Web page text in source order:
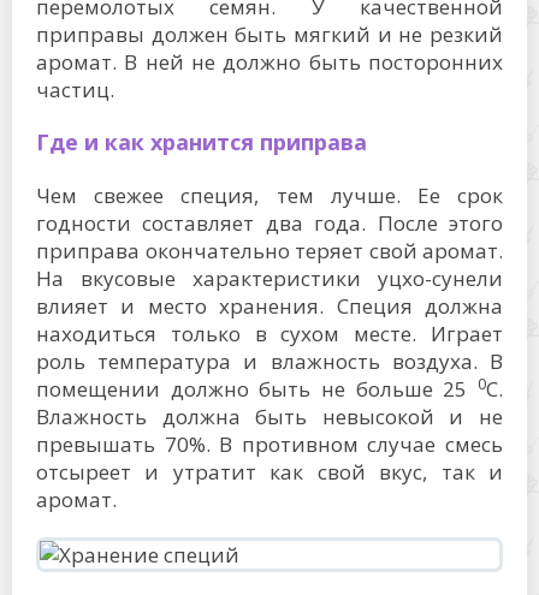
перемолотых семян. У качественной
приправы должен быть мягкий и не резкий
аромат. В ней не должно быть посторонних
частиц.
Где и как хранится приправа
Чем свежее специя, тем лучше. Ее срок
годности составляет два года. После этого
приправа окончательно теряет свой аромат.
На вкусовые характеристики уцхо-сунели
влияет и место хранения. Специя должна
находиться только в сухом месте. Играет
роль температура и влажность воздуха. В
помещении должно быть не больше 25
0C.
Влажность должна быть невысокой и не
превышать 70%. В противном случае смесь
отсыреет и утратит как свой вкус, так и
аромат.